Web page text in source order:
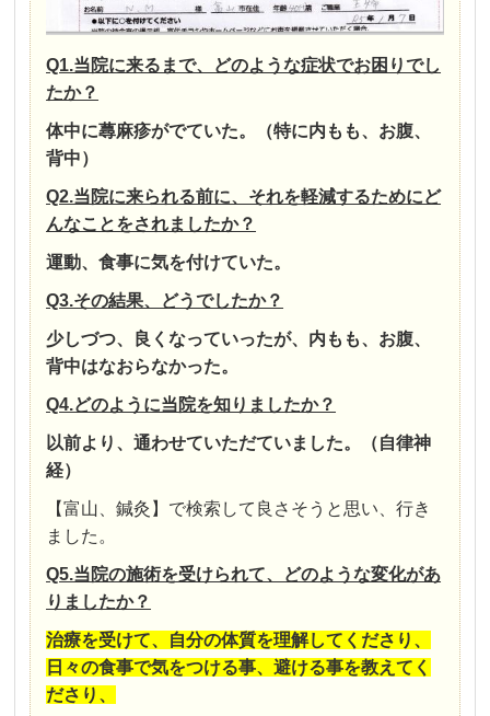
Q1.当院に来るまで、どのような症状でお困りでし
たか？
体中に蕁麻疹がでていた。（特に内もも、お腹、
背中）
Q2.当院に来られる前に、それを軽減するためにど
んなことをされましたか？
運動、食事に気を付けていた。
Q3.その結果、どうでしたか？
少しづつ、良くなっていったが、内もも、お腹、
背中はなおらなかった。
Q4.どのように当院を知りましたか？
以前より、通わせていただていました。（自律神
経）
【富山、鍼灸】で検索して良さそうと思い、行き
ました。
Q5.当院の施術を受けられて、どのような変化があ
りましたか？
治療を受けて、自分の体質を理解してくださり、
日々の食事で気をつける事、避ける事を教えてく
ださり、